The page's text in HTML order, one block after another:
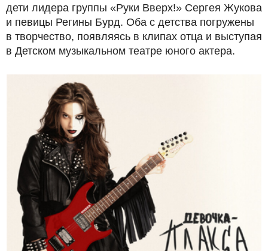
дети лидера группы «Руки Вверх!» Сергея Жукова
и певицы Регины Бурд. Оба с детства погружены
в творчество, появляясь в клипах отца и выступая
в Детском музыкальном театре юного актера.